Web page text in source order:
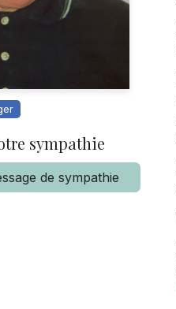
sympathie
de sympathie